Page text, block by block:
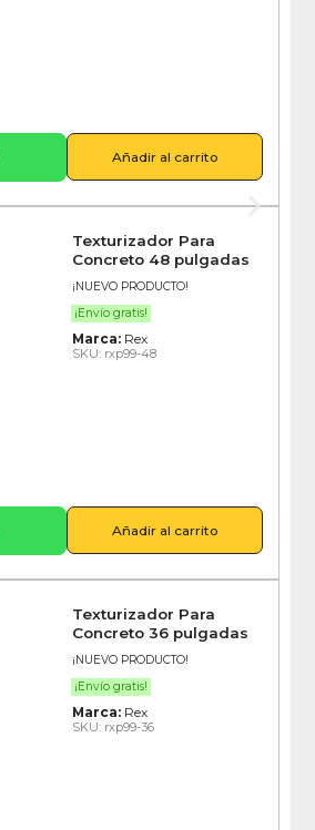
Añadir al carrito
Texturizador Para
Concreto 48 pulgadas
¡NUEVO PRODUCTO!
¡Envío gratis!
Marca:Rex
SKU: rxp99-48
Añadir al carrito
Texturizador Para
Concreto 36 pulgadas
¡NUEVO PRODUCTO!
¡Envío gratis!
Marca:Rex
SKU: rxp99-36